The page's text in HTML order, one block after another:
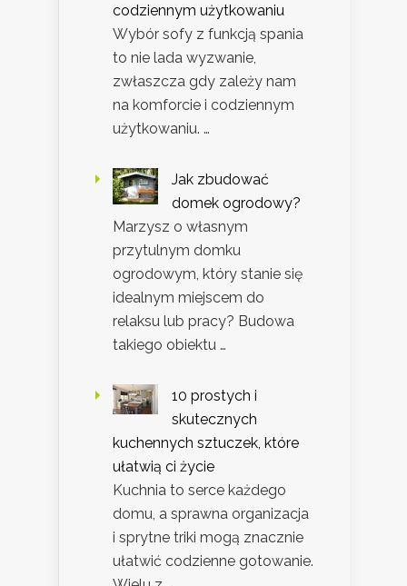
codziennym użytkowaniu
Wybór sofy z funkcją spania
to nie lada wyzwanie,
zwłaszcza gdy zależy nam
na komforcie i codziennym
użytkowaniu. …
Jak zbudować
domek ogrodowy?
Marzysz o własnym
przytulnym domku
ogrodowym, który stanie się
idealnym miejscem do
relaksu lub pracy? Budowa
takiego obiektu …
10 prostych i
skutecznych
kuchennych sztuczek, które
ułatwią ci życie
Kuchnia to serce każdego
domu, a sprawna organizacja
i sprytne triki mogą znacznie
ułatwić codzienne gotowanie.